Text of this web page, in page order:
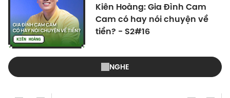
Kiên Hoàng: Gia Đình Cam
Cam có hay nói chuyện về
tiền? - S2#16
NGHE